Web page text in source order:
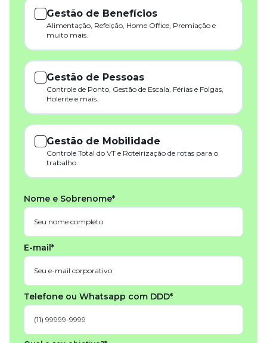
Gestão de Benefícios
Alimentação, Refeição, Home Office, Premiação e
muito mais.
Gestão de Pessoas
Controle de Ponto, Gestão de Escala, Férias e Folgas,
Holerite e mais.
Gestão de Mobilidade
Controle Total do VT e Roteirização de rotas para o
trabalho.
Nome e Sobrenome*
E-mail*
Telefone ou Whatsapp com DDD*